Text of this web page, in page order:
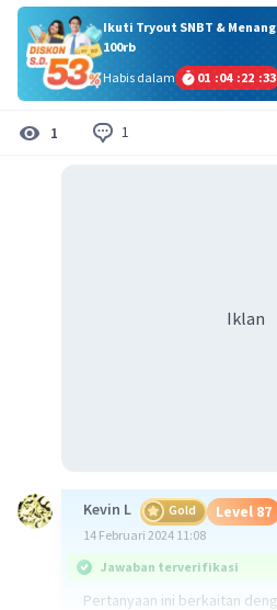
Ikuti Tryout SNBT &
100rb
Habis dalam
01 :04 :22 :32
1 1
Iklan
Kevin L Gold Level 87
14 Februari 2024 11:08
Jawaban terverifikasi
Pertanyaan ini berkaitan